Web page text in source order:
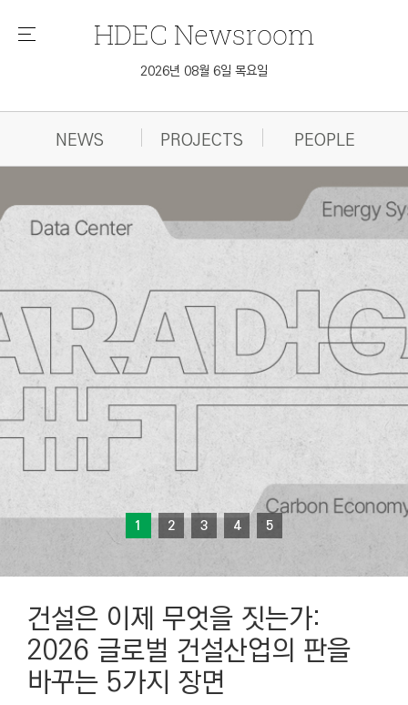
메
HDEC Newsroom
2026년 08월 6일 목요일
NEWS PROJECTS PEOPLE
1 2 3 4 5
건설은 이제 무엇을 짓는가:
2026 글로벌 건설산업의 판을
바꾸는 5가지 장면